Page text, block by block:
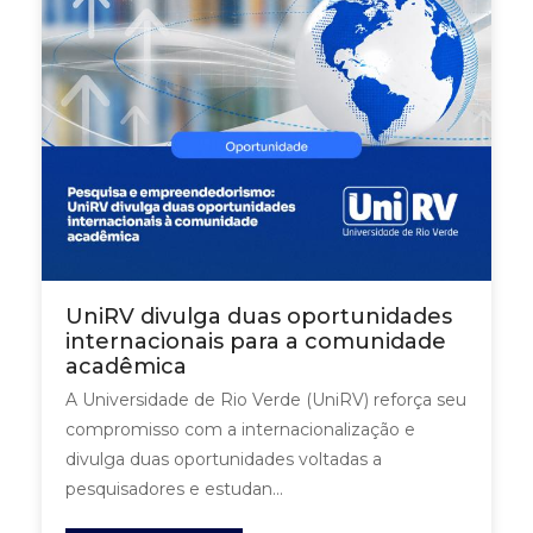
UniRV divulga duas oportunidades
internacionais para a comunidade
acadêmica
A Universidade de Rio Verde (UniRV) reforça seu
compromisso com a internacionalização e
divulga duas oportunidades voltadas a
pesquisadores e estudan...